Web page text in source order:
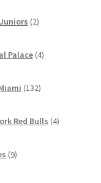
2izdelka
Palace 4izdelki
132izdelkov
Red Bulls 4izdelki
9izdelkov